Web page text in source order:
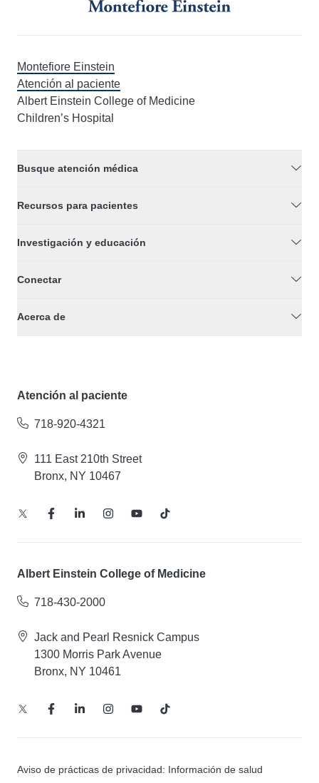
Montefiore Einstein
Atención al paciente
Albert Einstein College of Medicine
Children’s Hospital
Busque atención médica
Recursos para pacientes
Investigación y educación
Conectar
Acerca de
Atención al paciente
718-920-4321
111 East 210th Street
Bronx, NY 10467
Albert Einstein College of Medicine
718-430-2000
Jack and Pearl Resnick Campus
1300 Morris Park Avenue
Bronx, NY 10461
Aviso de prácticas de privacidad: Información de salud